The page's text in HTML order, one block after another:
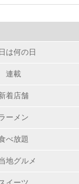
は何の日
連載
着店舗
ーメン
べ放題
地グルメ